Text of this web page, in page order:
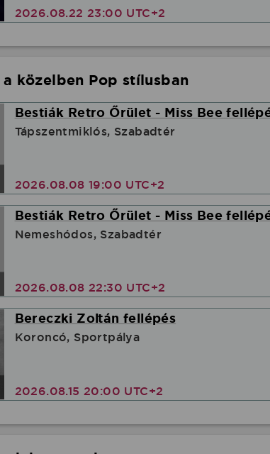
2026.08.22 23:00 UTC+2
közelben Pop stílusban
Bestiák Retro Őrület - Miss Bee
Tápszentmiklós, Szabadtér
2026.08.08 19:00 UTC+2
Bestiák Retro Őrület - Miss Bee
Nemeshódos, Szabadtér
2026.08.08 22:30 UTC+2
Bereczki Zoltán fellépés
Koroncó, Sportpálya
2026.08.15 20:00 UTC+2